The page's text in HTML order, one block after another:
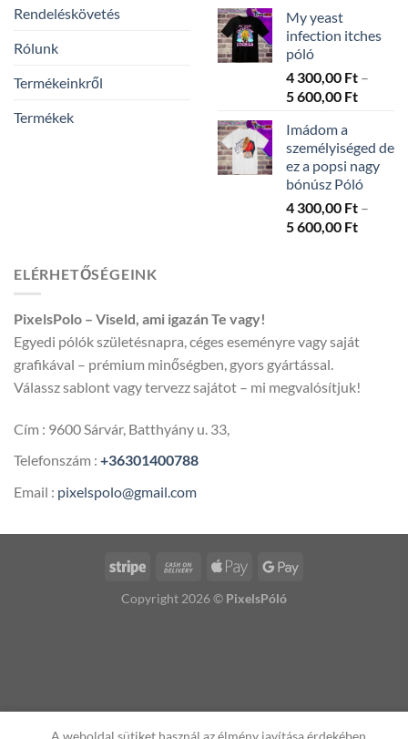
Rendeléskövetés
Rólunk
Termékeinkről
Termékek
-
600,00
My yeast
infection itches
póló
4 300,00 Ft –
5 600,00 Ft
-
5
600,00
Imádom a
személyiséged de
ez a popsi nagy
bónúsz Póló
4 300,00 Ft –
5 600,00 Ft
ELÉRHETŐSÉGEINK
PixelsPolo – Viseld, ami igazán Te vagy!
Egyedi pólók születésnapra, céges eseményre vagy saját
grafikával – prémium minőségben, gyors gyártással.
Válassz sablont vagy tervezz sajátot – mi megvalósítjuk!
Cím : 9600 Sárvár, Batthyány u. 33,
Telefonszám : +36301400788
Email : pixelspolo@gmail.com
Copyright 2026 © PixelsPóló
A weboldal sütiket használ az élmény javítása érdekében.